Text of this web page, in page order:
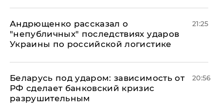
Андрющенко рассказал о
"непубличных" последствиях ударов
Украины по российской логистике
21:25
Беларусь под ударом: зависимость от
РФ сделает банковский кризис
разрушительным
20:56